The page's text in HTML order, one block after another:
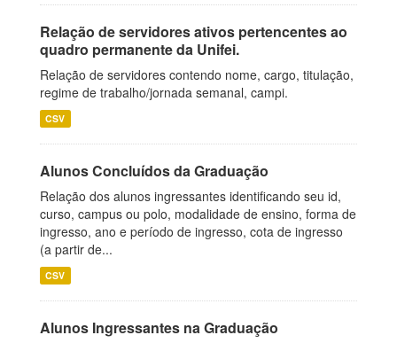
Relação de servidores ativos pertencentes ao
quadro permanente da Unifei.
Relação de servidores contendo nome, cargo, titulação,
regime de trabalho/jornada semanal, campi.
CSV
Alunos Concluídos da Graduação
Relação dos alunos ingressantes identificando seu id,
curso, campus ou polo, modalidade de ensino, forma de
ingresso, ano e período de ingresso, cota de ingresso
(a partir de...
CSV
Alunos Ingressantes na Graduação